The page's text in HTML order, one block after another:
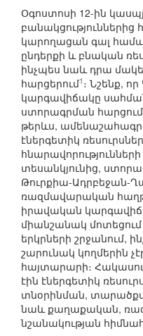
Օգոստոսի 12-ին
կարողացան գալ
ընդերքի և բնական
ինչպես նաև դրա
հարցերում1 ։ Նշենք,
կարգավիճակը
ստորագրման հարցում
թերևս,
էներգետիկ
տեսանկյունից,
Թուրքիա-
ռազմավարական
իրավական
միանշանակ մոտեցում
երկրների շրջանում,
շարունակ կողմերին
հայտարարի։
էին էներգետիկ
տնօրինման,
նաև քաղաքական,
նշանակության